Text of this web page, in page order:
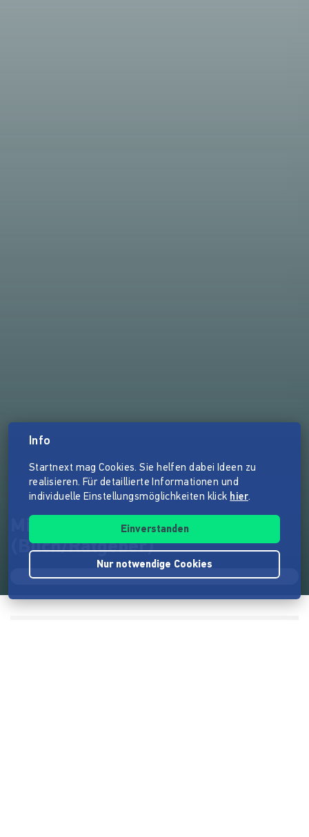
Mit der Angst im Gepäck
(Buch/Ratgeber)
Info
Startnext mag Cookies. Sie helfen dabei Ideen zu
realisieren. Für detaillierte Informationen und
individuelle Einstellungsmöglichkeiten klick hier.
Einverstanden
Nur notwendige Cookies